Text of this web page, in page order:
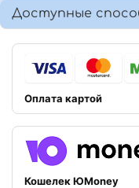
Доступные
Оплата картой
Кошелек ЮMoney